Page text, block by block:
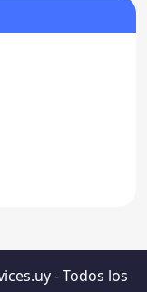
- Todos los